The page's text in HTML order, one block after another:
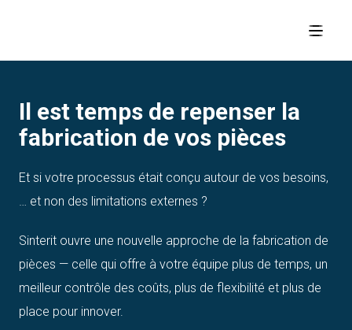
Il est temps de repenser la
fabrication de vos pièces
Et si votre processus était conçu autour de vos besoins,
… et non des limitations externes ?
Sinterit ouvre une nouvelle approche de la fabrication de
pièces — celle qui offre à votre équipe plus de temps, un
meilleur contrôle des coûts, plus de flexibilité et plus de
place pour innover.